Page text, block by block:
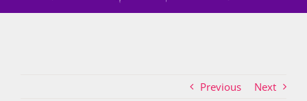
Atención de la violencia de género
Previous Next